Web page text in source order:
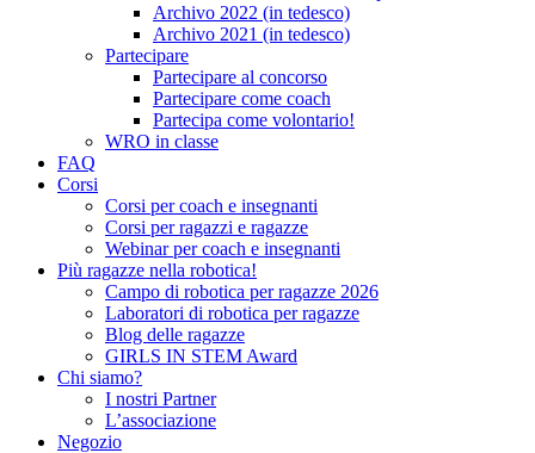
Archivo 2022 (in tedesco)
Archivo 2021 (in tedesco)
Partecipare
Partecipare al concorso
Partecipare come coach
Partecipa come volontario!
WRO in classe
FAQ
Corsi
Corsi per coach e insegnanti
Corsi per ragazzi e ragazze
Webinar per coach e insegnanti
Più ragazze nella robotica!
Campo di robotica per ragazze 2026
Laboratori di robotica per ragazze
Blog delle ragazze
GIRLS IN STEM Award
Chi siamo?
I nostri Partner
L’associazione
Negozio